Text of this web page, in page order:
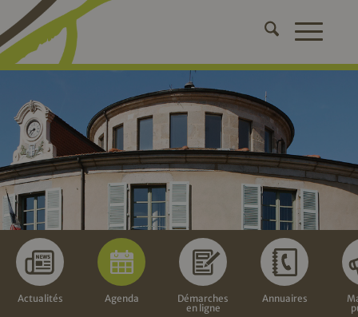
Actualités Agenda
Démarches
en ligne
Annuaires